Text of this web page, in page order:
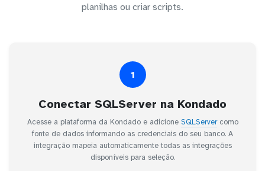
planilhas ou criar scripts.
1
Conectar SQLServer na Kondado
Acesse a plataforma da Kondado e adicione SQLServercomo
fonte de dados informando as credenciais do seu banco. A
integração mapeia automaticamente todas as integrações
disponíveis para seleção.